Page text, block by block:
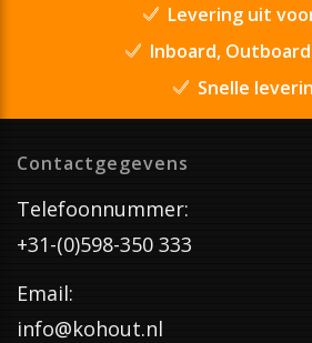
Levering uit
Inboard, Outboard
Snelle
Contactgegevens
Telefoonnummer:
+31-(0)598-350 333
Email:
info@kohout.nl